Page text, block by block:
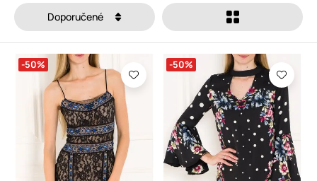
Doporučené
-50% -50%